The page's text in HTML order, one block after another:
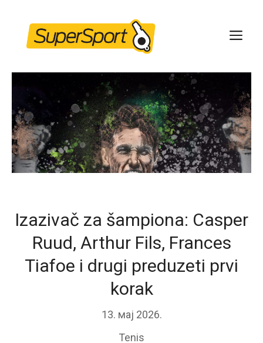
content
Izazivač za šampiona: Casper
Ruud, Arthur Fils, Frances
Tiafoe i drugi preduzeti prvi
korak
13. мај 2026.
Tenis